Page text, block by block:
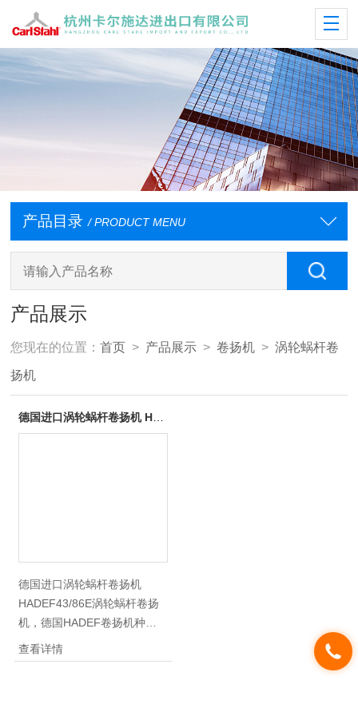
产品目录 / PRODUCT MENU
产品展示
您现在的位置：首页 > 产品展示 >卷扬机 >涡轮蜗杆卷
扬机
德国进口涡轮蜗杆卷扬机
HADEF43/86E涡轮蜗杆卷扬
机，德国HADEF卷扬机种类
比较多，我们CarlStahl一直在
中国市场供应的有一字型卷扬
查看详情